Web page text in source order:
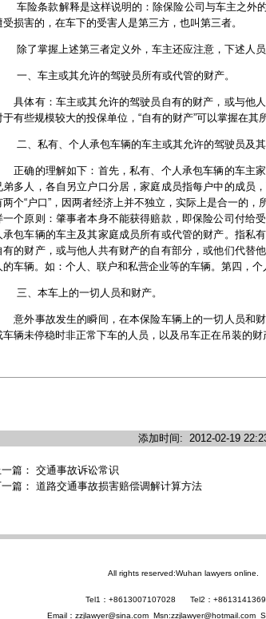
险条款解释是这样说明的：除保险公司与车主之外
受损害的，在车下的受害人是第三方，也叫第三者。
了掌握上述第三者定义外，车主还应注意，下述人员
、车主或其允许的驾驶员所有或代管的财产。
体有：车主或其允许的驾驶员自有的财产，或与他人
于有些规模较大的投保单位，“自有的财产”可以掌握在其
、私有、个人承包车辆的车主或其允许的驾驶员及其
确的理解如下：首先，私有、个人承包车辆的车主
弟多人，各自另立户口分居，家庭成员指每户中的成员
两个“户口”，因两者经济上并不独立，实际上是合一的
一个原则：肇事者本身不能获得赔款，即保险公司付给
承包车辆的车主及其家庭成员所有或代管的财产。指私
有的财产，或与他人共有财产的自有部分，或他们代替
的车辆。如：个人、联户和私营企业等的车辆。第四，
、本车上的一切人员和财产。
外事故发生的瞬间，在本保险车辆上的一切人员和
车辆未停稳时非正常下车的人员，以及吊车正在吊装的财
添加时间: 2012-02-19
篇： 交通事故诉讼常识
篇： 道路交通事故损害赔偿调解计算方法
All rights reserved:Wuhan lawyers online.
Tel1：+8613007107028 Tel2：
Email：zzjlawyer@sina.com Msn:zzjlawyer@hotmail.com